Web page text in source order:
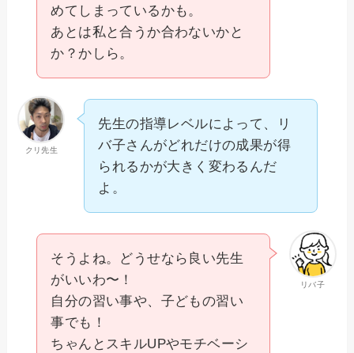
めてしまっているかも。
あとは私と合うか合わないかと
か？かしら。
クリ先生
先生の指導レベルによって、リ
バ子さんがどれだけの成果が得
られるかが大きく変わるんだ
よ。
リバ子
そうよね。どうせなら良い先生
がいいわ〜！
自分の習い事や、子どもの習い
事でも！
ちゃんとスキルUPやモチベーシ